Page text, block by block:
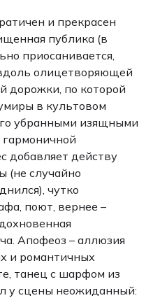
и прекрасен
публика (в
приосанивается,
олицетворяющей
дорожки, по которой
в культовом
убранными изящными
добавляет действу
(не случайно
чутко
поют, вернее –
Апофеоз – аллюзия
и романтичных
танец с шарфом из
у сцены неожиданный: